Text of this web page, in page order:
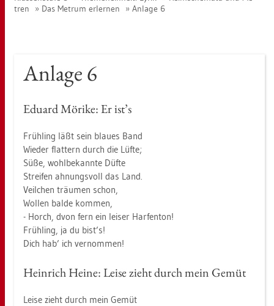
tren
Das Me­trum er­ler­nen An­la­ge 6
An­la­ge 6
Edu­ard Mö­ri­ke: Er ist’s
Früh­ling läßt sein blau­es Band
Wie­der flat­tern durch die Lüfte;
Süße, wohl­be­kann­te Düfte
Strei­fen ah­nungs­voll das Land.
Veil­chen träu­men schon,
Wol­len balde kom­men,
- Horch, dvon fern ein lei­ser Harf­en­ton!
Früh­ling, ja du bist’s!
Dich hab’ ich ver­nom­men!
Hein­rich Heine: Leise zieht durch mein Gemüt
Leise zieht durch mein Gemüt